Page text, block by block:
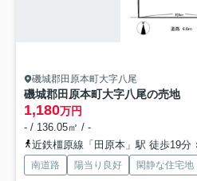
磯城郡田原本町大字八尾
磯城郡田原本町大字八尾の売地
1,180万円
- / 136.05㎡ / -
近鉄橿原線「田原本」駅 徒歩19分
南道路 陽当り良好 閑静な住宅地